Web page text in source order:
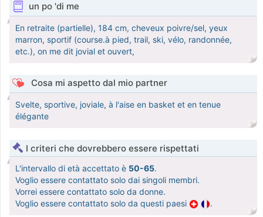
un po 'di me
En retraite (partielle), 184 cm, cheveux poivre/sel, yeux
marron, sportif (course.à pied, trail, ski, vélo, randonnée,
etc.), on me dit jovial et ouvert,
Cosa mi aspetto dal mio partner
Svelte, sportive, joviale, à l'aise en basket et en tenue
élégante
I criteri che dovrebbero essere rispettati
L'intervallo di età accettato è 50-65.
Voglio essere contattato solo dai singoli membri.
Vorrei essere contattato solo da donne.
Voglio essere contattato solo da questi paesi
.